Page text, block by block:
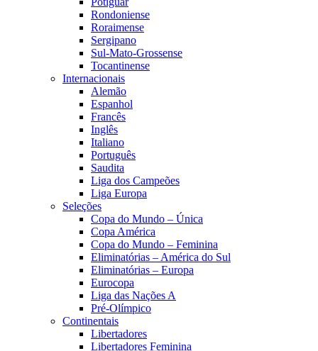
Rondoniense
Roraimense
Sergipano
Sul-Mato-Grossense
Tocantinense
Internacionais
Alemão
Espanhol
Francês
Inglês
Italiano
Português
Saudita
Liga dos Campeões
Liga Europa
Seleções
Copa do Mundo – Única
Copa América
Copa do Mundo – Feminina
Eliminatórias – América do Sul
Eliminatórias – Europa
Eurocopa
Liga das Nações A
Pré-Olímpico
Continentais
Libertadores
Libertadores Feminina